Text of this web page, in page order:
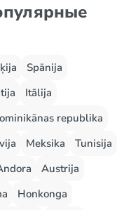
Spānija
Itālija
republika
Meksika
Tunisija
Austrija
Honkonga